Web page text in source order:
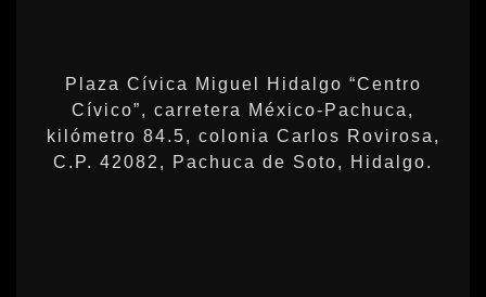
Plaza Cívica Miguel Hidalgo “Centro
Cívico”, carretera México-Pachuca,
kilómetro 84.5, colonia Carlos Rovirosa,
C.P. 42082, Pachuca de Soto, Hidalgo.